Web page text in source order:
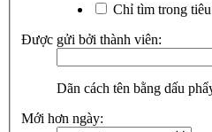
Chỉ tìm trong
Được gửi bởi thành viên:
Dãn cách tên bằng dấu
Mới hơn ngày: